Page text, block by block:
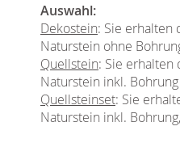
Auswahl:
Dekostein: Sie erhalten
Naturstein ohne
Quellstein: Sie
Naturstein inkl. Bohrung
Quellsteinset: Sie
Naturstein inkl.